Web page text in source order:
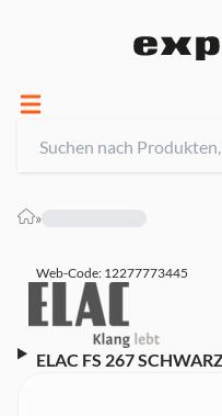
»
Web-Code: 12277773445
ELAC FS 267